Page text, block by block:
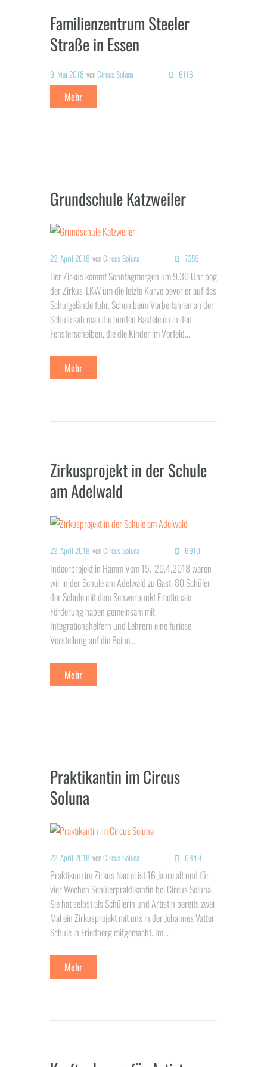
Familienzentrum Steeler
Straße in Essen
9. Mai 2018 vonCircus Soluna 6116
Mehr
Grundschule Katzweiler
22. April 2018 vonCircus Soluna 7359
Der Zirkus kommt Sonntagmorgen um 9.30 Uhr bog
der Zirkus-LKW um die letzte Kurve bevor er auf das
Schulgelände fuhr. Schon beim Vorbeifahren an der
Schule sah man die bunten Basteleien in den
Fensterscheiben, die die Kinder im Vorfeld...
Mehr
Zirkusprojekt in der Schule
am Adelwald
22. April 2018 vonCircus Soluna 6910
Indoorprojekt in Hamm Vom 15.-20.4.2018 waren
wir in der Schule am Adelwald zu Gast. 80 Schüler
der Schule mit dem Schwerpunkt Emotionale
Förderung haben gemeinsam mit
Integrationshelfern und Lehrern eine furiose
Vorstellung auf die Beine...
Mehr
Praktikantin im Circus
Soluna
22. April 2018 vonCircus Soluna 6849
Praktikum im Zirkus Naomi ist 16 Jahre alt und für
vier Wochen Schülerpraktikantin bei Circus Soluna.
Sie hat selbst als Schülerin und Artistin bereits zwei
Mal ein Zirkusprojekt mit uns in der Johannes Vatter
Schule in Friedberg mitgemacht. Im...
Mehr